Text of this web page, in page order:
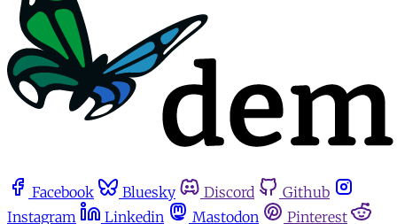
Facebook Bluesky Discord
Github
Instagram
Linkedin Mastodon
Pinterest